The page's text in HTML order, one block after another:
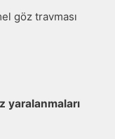
göz travması
yaralanmaları